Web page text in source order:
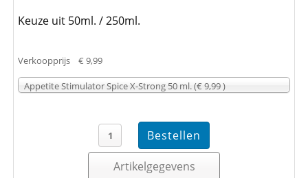
Keuze uit 50ml. / 250ml.
Verkoopprijs € 9,99
Appetite Stimulator Spice X-Strong 50 ml. (€ 9,99 )
Artikelgegevens